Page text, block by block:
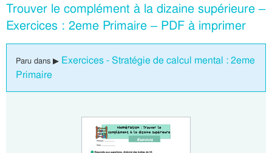
Trouver le complément à la dizaine supérieure –
Exercices : 2eme Primaire – PDF à imprimer
Paru dans ▶ Exercices - Stratégie de calcul mental : 2eme
Primaire